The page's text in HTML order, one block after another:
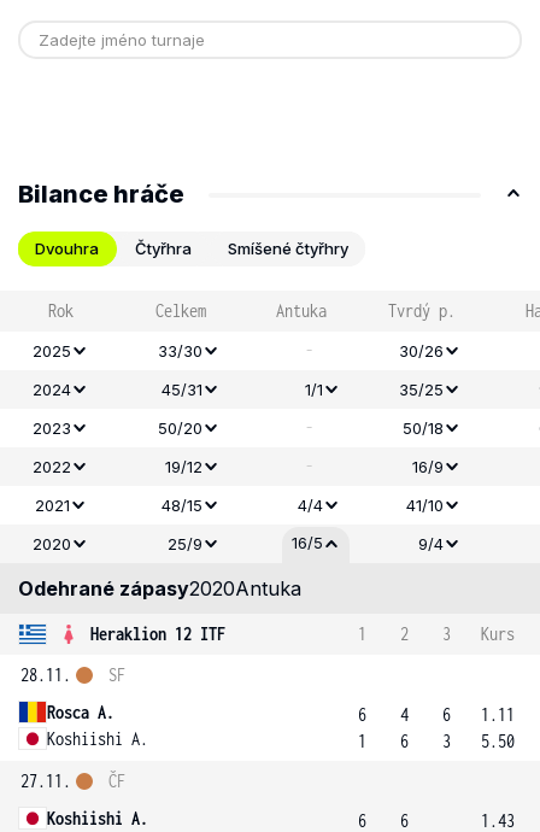
Bilance hráče
Dvouhra Čtyřhra Smíšené čtyřhry
Rok Celkem Antuka Tvrdý p.
2025 33/30 - 30/26
2024
45/31 1/1 35/25
2023
50/20 - 50/18
2022
19/12 - 16/9
2021
48/15 4/4
41/10
2020
25/9 16/5 9/4
Odehrané zápasy2020Antuka
Heraklion 12 ITF 1 2 3
Kurs
28.11.
Rosca A.
Koshiishi A.
SF
6
1
4
6
6
3
1.11
5.50
27.11.
Koshiishi A.
ČF
6
6
1.43